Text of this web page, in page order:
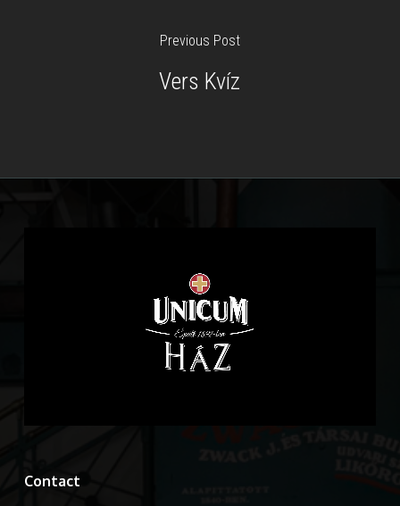
Previous Post
Vers Kvíz
Contact